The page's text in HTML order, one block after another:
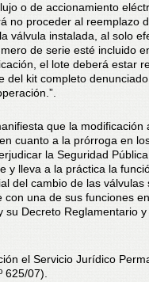
o de accionamiento
no proceder al reemplazo
válvula instalada, al solo
de serie esté incluido
el lote deberá estar
del kit completo
que la modificación
cuanto a la prórroga en
la Seguridad
y lleva a la práctica la
del cambio de las válvulas
con una de sus funciones
Decreto Reglamentario
el Servicio Jurídico
625/07).